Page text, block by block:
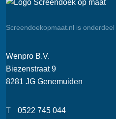
Screendoekopmaat.nl is
Wenpro B.V.
Biezenstraat 9
8281 JG Genemuiden
T
0522 745 044